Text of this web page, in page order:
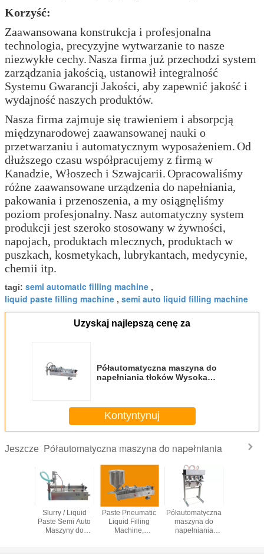
Korzyść:
Zaawansowana konstrukcja i profesjonalna
technologia, precyzyjne wytwarzanie to nasze
niezwykłe cechy.Nasza firma już przechodzi system
zarządzania jakością, ustanowił integralność
Systemu Gwarancji Jakości, aby zapewnić jakość i
wydajność naszych produktów.
Nasza firma zajmuje się trawieniem i absorpcją
międzynarodowej zaawansowanej nauki o
przetwarzaniu i automatycznym wyposażeniem.Od
dłuższego czasu współpracujemy z firmą w
Kanadzie, Włoszech i Szwajcarii.Opracowaliśmy
różne zaawansowane urządzenia do napełniania,
pakowania i przenoszenia, a my osiągnęliśmy
poziom profesjonalny.Nasz automatyczny system
produkcji jest szeroko stosowany w żywności,
napojach, produktach mlecznych, produktach w
puszkach, kosmetykach, lubrykantach, medycynie,
chemii itp.
tagi: semi automatic filling machine ,
liquid paste filling machine , semi auto liquid filling machine
Uzyskaj najlepszą cenę za
Półautomatyczna maszyna do
napełniania tłoków Wysoka
Kontyntynuj
Jeszcze Półautomatyczna maszyna do napełniania
Slurry / Liquid
Paste Semi Auto
Maszyny do
Paste Pneumatic
Liquid Filling
Machine,
Półautomatyczna
maszyna do
napełniania